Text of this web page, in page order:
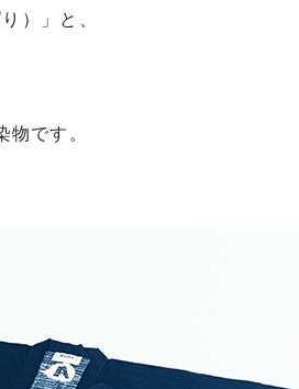
）」と、
物です。